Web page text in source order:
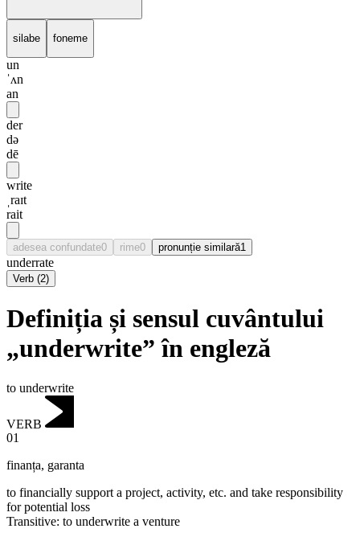
silabe foneme
un
ˈʌn
an
der
də
dē
write
ˌraɪt
rait
adesea confundate0 rime0 pronunție similară1
underrate
Verb (2)
Definiția și sensul cuvântului
„underwrite” în engleză
to underwrite
VERB
01
finanța, garanta
to financially support a project, activity, etc. and take responsibility
for potential loss
Transitive: to underwrite a venture